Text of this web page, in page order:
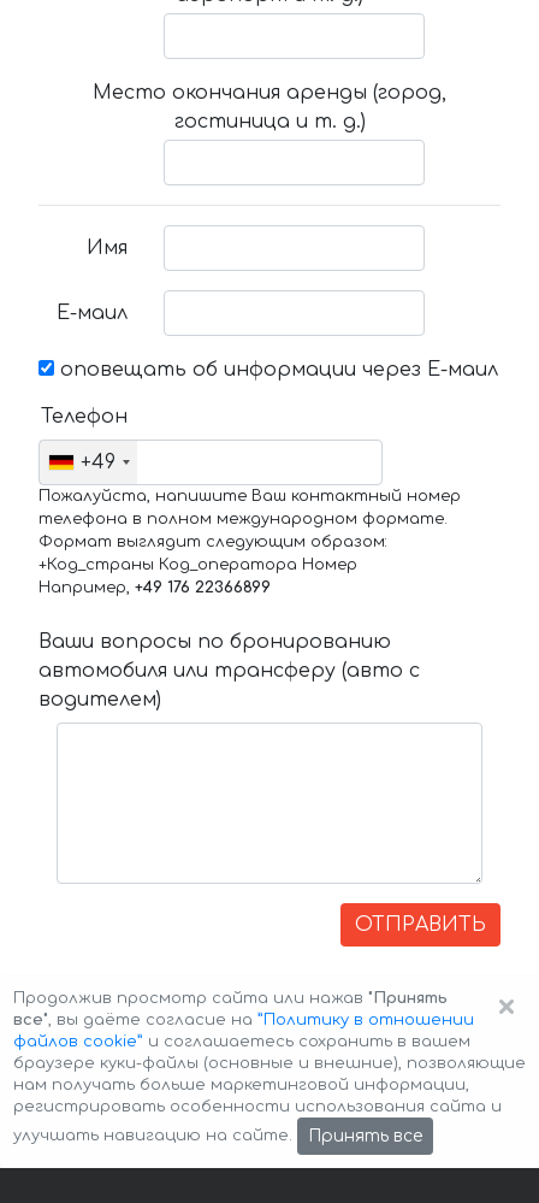
Место окончания аренды (город,
гостиница и т. д.)
Имя
Е-маил
оповещать об информации через Е-маил
Телефон
+49
Пожалуйста, напишите Ваш контактный номер
телефона в полном международном формате.
Формат выглядит следующим образом:
+Код_страны Код_оператора Номер
Например, +49 176 22366899
Ваши вопросы по бронированию
автомобиля или трансферу (авто с
водителем)
ОТПРАВИТЬ
Авторские права © 2026 Авто-Аренда Cookie Policy
×
Продолжив просмотр сайта или нажав "Принять
все", вы даёте согласие на ”Политику в отношении
файлов cookie” и соглашаетесь сохранить в вашем
браузере куки-файлы (основные и внешние), позволяющие
нам получать больше маркетинговой информации,
регистрировать особенности использования сайта и
улучшать навигацию на сайте.
Принять все